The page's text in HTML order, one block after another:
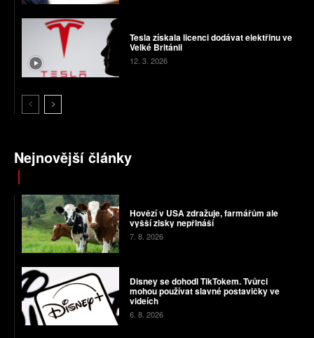
Tesla získala licenci dodávat elektřinu ve
Velké Británii
12. 3. 2026
Nejnovější články
Hovězí v USA zdražuje, farmářům ale
vyšší zisky nepřináší
7. 8. 2026
Disney se dohodl TikTokem. Tvůrci
mohou používat slavné postavičky ve
videích
6. 8. 2026